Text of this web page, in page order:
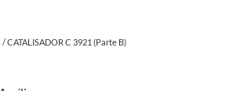
/ CATALISADOR C 3921 (Parte B)